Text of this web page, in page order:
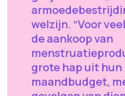
welzijn. “Voor
de aankoop van
grote hap uit hun
maandbudget,